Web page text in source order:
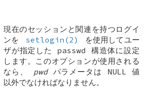
現在のセッションと関連を持つログイ
ンを
setlogin(2)
を使用してユー
ザが指定した passwd 構造体に設定
します。このオプションが使用される
なら、 pwdパラメータは NULL 値
以外でなければなりません。